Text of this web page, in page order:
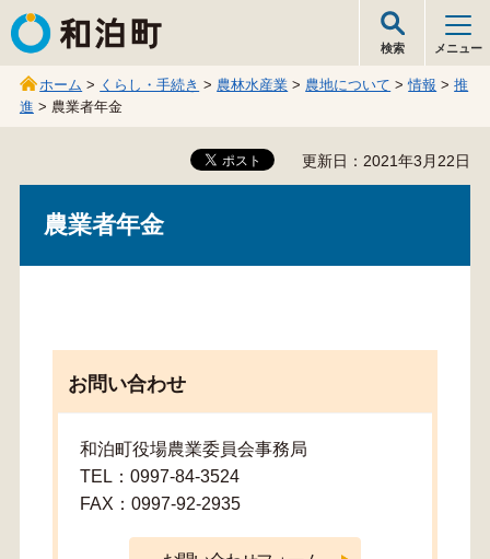
和泊町
検索 メニュー
ホーム > くらし・手続き > 農林水産業 > 農地について >情報 >推
進 > 農業者年金
更新日：2021年3月22日
農業者年金
お問い合わせ
和泊町役場農業委員会事務局
TEL：0997-84-3524
FAX：0997-92-2935